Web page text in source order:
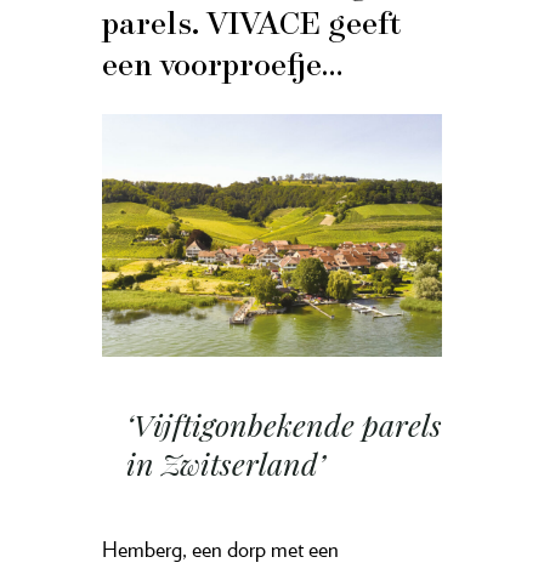
parels. VIVACE geeft
een voorproefje…
‘Vijftigonbekende parels
in Zwitserland’
Hemberg, een dorp met een